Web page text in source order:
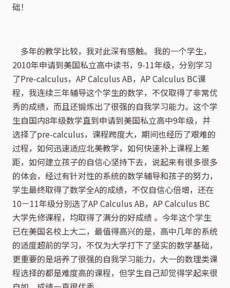
础！
2010年申请到美国私立高中读书，9-11年级，分别学习
了Pre-calculus，AP Calculus AB，AP Calculus BC课
程，我连续三年辅导这个学生的数学，不仅取得了非常优
秀的成绩，而且还锻炼出了很强的自我学习能力。这个学
生自国内8年级数学直到申请到美国私立高中9年级，并
选择了pre-calculus，课程跨度大，期间也经历了艰难的
过程，如何迅速适应北美教学，如何快速补上课程上差
距，如何建立孩子的自信心坚持下去，说起来有很多很多
的体会，经过有针对性的系统的数学辅导和孩子的努力，
学生最终取得了数学全A的成绩，不仅自信心倍增，还在
10－11年级分别选了AP Calculus AB，AP Calculus BC
大学先修课程，均取得了满分的好成绩 。今年这个学生
已在美国名校上大二，最值得高兴的是，高中几年的系统
的适度超前的学习，不仅为大学打下了坚实的数学基础，
更重要的是培养了很强的自我学习能力，大一的数理类课
程选择的都是难度高的课程，但学生自己却觉得学起来很